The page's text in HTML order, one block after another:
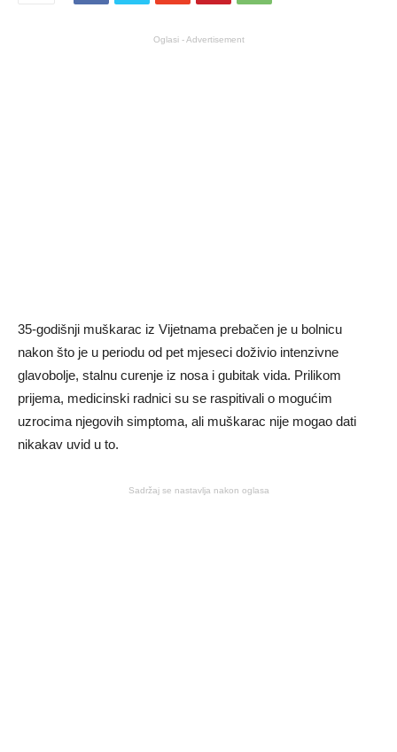
Oglasi - Advertisement
35-godišnji muškarac iz Vijetnama prebačen je u bolnicu
nakon što je u periodu od pet mjeseci doživio intenzivne
glavobolje, stalnu curenje iz nosa i gubitak vida. Prilikom
prijema, medicinski radnici su se raspitivali o mogućim
uzrocima njegovih simptoma, ali muškarac nije mogao dati
nikakav uvid u to.
Sadržaj se nastavlja nakon oglasa